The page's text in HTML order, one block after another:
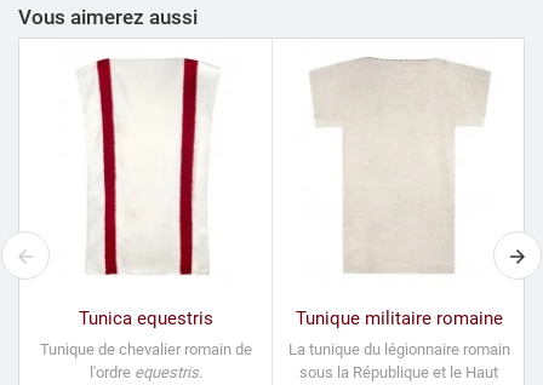
Vous aimerez aussi
Tunica equestris
Tunique de chevalier romain de
l'ordreequestris.
Tunique militaire romaine
La tunique du légionnaire romain
sous la République et le Haut